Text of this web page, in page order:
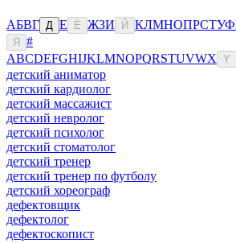
АБВГ Д Е Ё ЖЗИ Й КЛМНОПРСТУФ
Я
#
ABCDEFGHIJKLMNOPQRSTUVWX Y
детский аниматор
детский кардиолог
детский массажист
детский невролог
детский психолог
детский стоматолог
детский тренер
детский тренер по футболу
детский хореограф
дефектовщик
дефектолог
дефектоскопист